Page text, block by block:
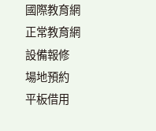
國際教育網
正常教育網
設備報修
場地預約
平板借用